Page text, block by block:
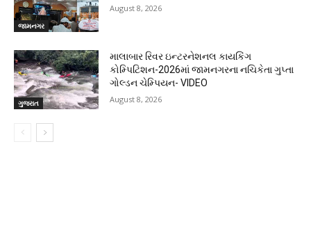
જામનગર
August 8, 2026
ગુજરાત
માલાબાર રિવર ઇન્ટરનેશનલ કાયકિંગ
કોમ્પિટિશન-2026માં જામનગરના નચિકેતા ગુપ્તા
ગોલ્ડન ચેમ્પિયન- VIDEO
August 8, 2026